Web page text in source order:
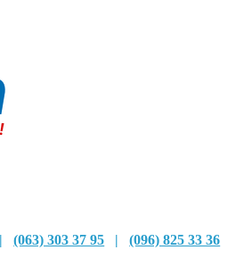
(063) 303 37 95 |(096) 825 33 36